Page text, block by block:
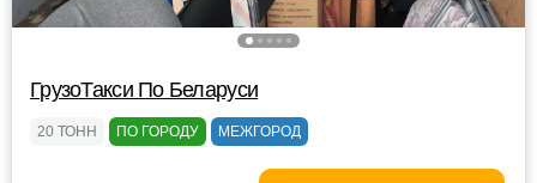
ГрузоТакси По Беларуси
20 ТОНН ПО ГОРОДУ МЕЖГОРОД